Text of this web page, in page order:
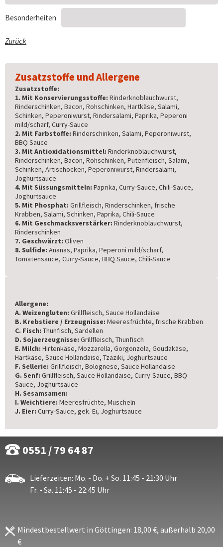
Besonderheiten
Zurück
Zusatzstoffe und Allergene
Zusatzstoffe:
1. Mit Konservierungsstoffe: Rinderknoblauchwurst,
Rinderschinken, Bacon, Rohschinken, Hartkäse, Salami,
Schinken, Peperoniwurst, Rindersalami, Paprika, Peperoni
mild/scharf, Curry-Sauce
2. Mit Farbstoffe: Rinderschinken, Salami, Peperoniwurst,
BBQ Sauce
3. Mit Antioxidationsmittel: Rinderknoblauchwurst,
Rinderschinken, Bacon, Rohschinken, Putenfleisch, Salami,
Schinken, Artischocken, Peperoniwurst, Rindersalami,
Joghurtsauce
4. Mit Süssungsmitteln: Paprika, Curry-Sauce, Chili-Sauce,
Joghurtsauce
5. Mit Phosphat: Grillfleisch, Rinderschinken, frische
Krabben, Salami, Schinken, Paprika, Chili-Sauce
6. Mit Geschmacksverstärker: Rinderknoblauchwurst,
Rinderschinken
7. Geschwärzt: Oliven
8. Sulfide: Ananas, Paprika, Peperoni mild/scharf,
Tomatensauce, Curry-Sauce, BBQ Sauce, Chili-Sauce
Allergene:
A. Weizengluten: Grillfleisch, Sauce Hollandaise
B. Krebstiere / Erzeugnisse: Meeresfrüchte, frische Krabben
C. Fisch: Thunfisch, Sardellen
D. Sojaerzeugnisse: Grillfleisch, Thunfisch
E. Milch: Hirtenkäse,Mozzarella, Gorgonzola, Goudakäse,
Hartkäse, Sauce Hollandaise, Tzaziki, Joghurtsauce
F. Sellerie: Grillfleisch, Bolognese, Sauce Hollandaise
G. Senf: Grillfleisch, Sauce Hollandaise, Curry-Sauce, BBQ
Sauce, Joghurtsauce
H. Sesamsamen:
I. Weichtiere: Meeresfrüchte, Muscheln
J. Eier: Curry-Sauce, gek. Ei, Joghurtsauce
0551 / 79 64 87
Lieferzeiten: Mo. - Do. + So. 11:45 - 21:30 Uhr
Fr. - Sa. 11:45 - 22:45 Uhr
Mindestbestellwert in Göttingen: 18,00 €, außerhalb 20,00
€